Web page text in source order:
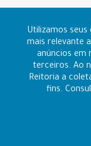
Utilizamos
mais relevante
anúncios em
terceiros. Ao
Reitoria a
fins.
Prouni e Fies
Contato